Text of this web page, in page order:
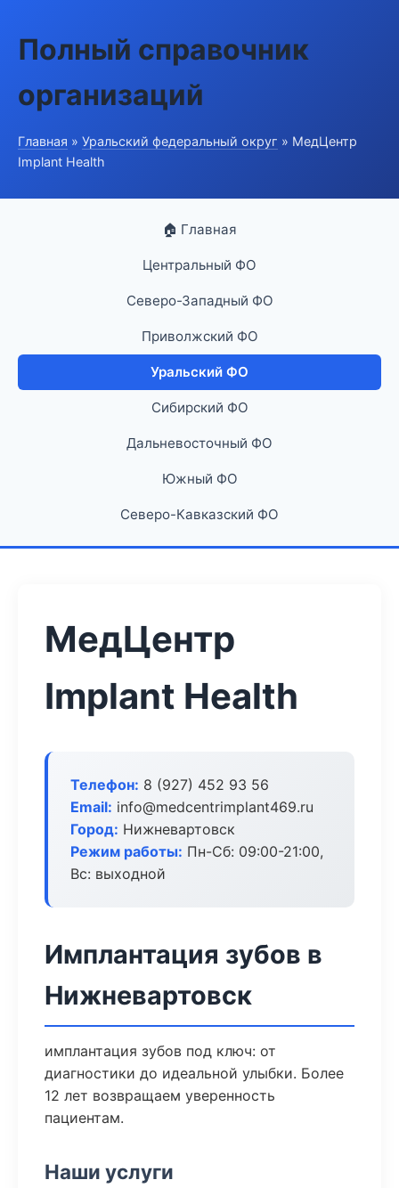
Полный справочник
организаций
Главная » Уральский федеральный округ » МедЦентр
Implant Health
🏠 Главная
Центральный ФО
Северо-Западный ФО
Приволжский ФО
Уральский ФО
Сибирский ФО
Дальневосточный ФО
Южный ФО
Северо-Кавказский ФО
МедЦентр
Implant Health
Телефон: 8 (927) 452 93 56
Email: info@medcentrimplant469.ru
Город: Нижневартовск
Режим работы: Пн-Сб: 09:00-21:00,
Вс: выходной
Имплантация зубов в
Нижневартовск
имплантация зубов под ключ: от
диагностики до идеальной улыбки. Более
12 лет возвращаем уверенность
пациентам.
Наши услуги